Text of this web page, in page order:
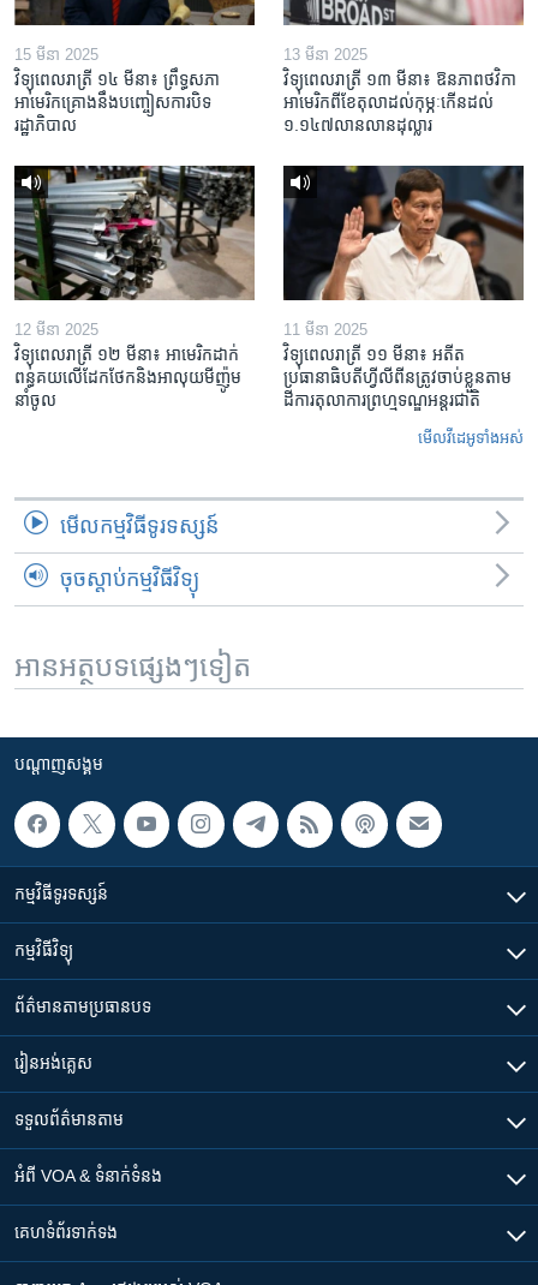
15 មីនា 2025
វិទ្យុពេលរាត្រី ១៤ មីនា៖ ព្រឹទ្ធសភា
អាមេរិកគ្រោងនឹងបញ្ចៀសការបិទ
រដ្ឋាភិបាល
13 មីនា 2025
វិទ្យុពេលរាត្រី ១៣ មីនា៖ ឱនភាព​ថវិកា​
អាមេរិក​ពី​ខែ​តុលា​ដល់​កុម្ភៈ​កើន​ដល់​
១.១៤៧​លានលាន​ដុល្លារ
12 មីនា 2025
វិទ្យុពេលរាត្រី ១២ មីនា៖ អាមេរិក​ដាក់​
ពន្ធគយ​លើ​ដែកថែក​និង​អាលុយ​មីញ៉ូម​
នាំចូល
11 មីនា 2025
វិទ្យុពេលរាត្រី ១១ មីនា៖ អតីត​
ប្រធានាធិបតីហ្វីលីពីន​ត្រូវ​ចាប់ខ្លួនតាម
ដីការ​តុលាការ​ព្រហ្មទណ្ឌ​អន្តរជាតិ
មើល​វីដេអូ​ទាំង​អស់
មើល​កម្មវិធី​ទូរទស្សន៍
ចុចស្តាប់កម្មវិធីវិទ្យុ
អានអត្ថបទផ្សេងៗទៀត
បណ្តាញ​សង្គម
កម្មវិធី​ទូរទស្សន៍
កម្មវិធី​វិទ្យុ
ព័ត៌មាន​តាមប្រធានបទ​
រៀន​​អង់គ្លេស
ទទួល​ព័ត៌មាន​តាម
អំពី​ VOA & ទំនាក់ទំនង
គេហទំព័រ​​ទាក់ទង